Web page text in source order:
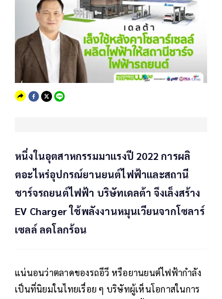
หนึ่งในอุตสาหกรรมมาแรงปี 2022 การผลิ
ตอะไหร่อุปกรณ์ยานยนต์ไฟฟ้าและสถานี
ชาร์จรถยนต์ไฟฟ้า บริษัทเดลต้า จึงเล็งสร้าง
EV Charger ใช้พลังงานหมุนเวียนจากโซลาร์
เซลล์ ลดโลกร้อน
แน่นอนว่าตลาดของรถอีวี หรือยานยนต์ไฟฟ้ากำลัง
เป็นที่นิยมในไทยเรื่อย ๆ บริษัทผู้เห็นโอกาสในการ